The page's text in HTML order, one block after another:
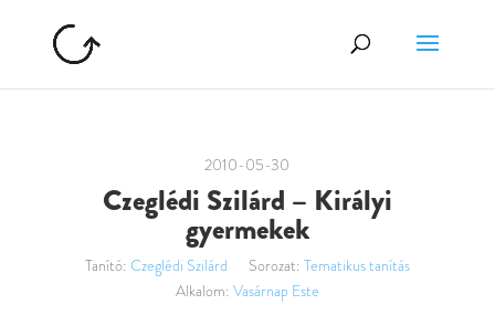
2010-05-30
Czeglédi Szilárd – Királyi
gyermekek
Tanító: Czeglédi Szilárd Sorozat: Tematikus tanítás
Alkalom: Vasárnap Este